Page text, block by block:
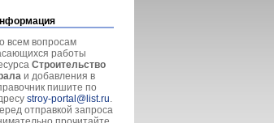
всем вопросам
работы
Строительство
и добавления в
пишите по
stroy-portal@list.ru.
отправкой запроса